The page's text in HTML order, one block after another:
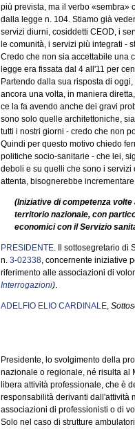
più prevista, ma il verbo «sembra»
dalla legge n. 104. Stiamo già
servizi diurni, cosiddetti CEOD, i
le comunità, i servizi più integrati -
Credo che non sia accettabile una
legge era fissata dal 4 all'11 per
Partendo dalla sua risposta di
ancora una volta, in maniera
ce la fa avendo anche dei gravi
sono solo quelle architettoniche,
tutti i nostri giorni - credo che non
Quindi per questo motivo chiedo
politiche socio-sanitarie - che lei,
deboli e su quelli che sono i
attenta, bisognerebbe incrementare
(Iniziative di competenza
territorio nazionale, con
economici con il Servizio
PRESIDENTE. Il sottosegretario di
n. 3-02338, concernente iniziative
riferimento alle associazioni di
Interrogazioni).
ADELFIO ELIO CARDINALE,
Presidente, lo svolgimento della
nazionale o regionale, né risulta al
libera attività professionale, che è
responsabilità derivanti dall'attività
associazioni di professionisti o di
Solo nel caso di strutture